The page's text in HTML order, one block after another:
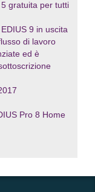
gratuita per tutti
9 in uscita
di lavoro
ed è
Pro 8 Home